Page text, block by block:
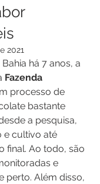
2021
há 7 anos, a
Fazenda
processo de
bastante
a pesquisa,
e cultivo até
final. Ao todo, são
e
perto. Além disso,